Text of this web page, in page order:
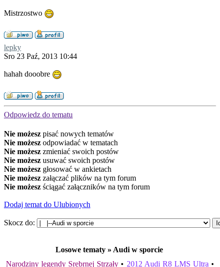
Mistrzostwo
lepky
Sro 23 Paź, 2013 10:44
hahah dooobre
Odpowiedz do tematu
Nie możesz pisać nowych tematów
Nie możesz odpowiadać w tematach
Nie możesz zmieniać swoich postów
Nie możesz usuwać swoich postów
Nie możesz głosować w ankietach
Nie możesz załączać plików na tym forum
Nie możesz ściągać załączników na tym forum
Dodaj temat do Ulubionych
Skocz do:
Losowe tematy » Audi w sporcie
Narodziny legendy Srebrnej Strzały • 2012 Audi R8 LMS Ultra •